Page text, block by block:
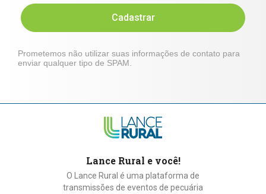
Cadastrar
Prometemos não utilizar suas informações de contato para
enviar qualquer tipo de SPAM.
Lance Rural e você!
O Lance Rural é uma plataforma de
transmissões de eventos de pecuária